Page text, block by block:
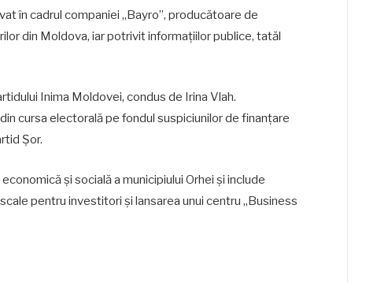
în cadrul companiei „Bayro”, producătoare de
din Moldova, iar potrivit informațiilor publice, tatăl
Inima Moldovei, condus de Irina Vlah.
cursa electorală pe fondul suspiciunilor de finanțare
Șor.
și socială a municipiului Orhei și include
pentru investitori și lansarea unui centru „Business